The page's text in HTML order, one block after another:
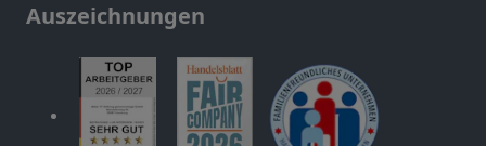
Auszeichnungen